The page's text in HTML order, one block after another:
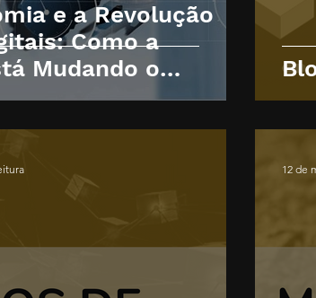
e a Revolução
Como a
Mudando o
12 de